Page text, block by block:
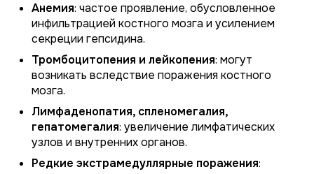
Анемия: частое проявление, обусловленное
инфильтрацией костного мозга и усилением
секреции гепсидина.
Тромбоцитопения и лейкопения: могут
возникать вследствие поражения костного
мозга.
Лимфаденопатия, спленомегалия,
гепатомегалия: увеличение лимфатических
узлов и внутренних органов.
Редкие экстрамедуллярные поражения: